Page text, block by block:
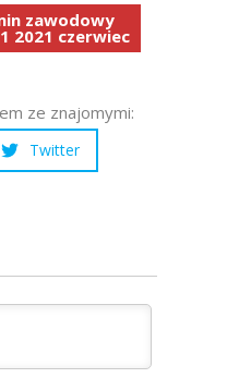
zawodowy
2021 czerwiec
ze znajomymi:
Twitter